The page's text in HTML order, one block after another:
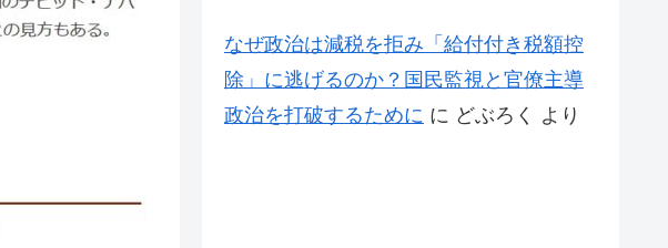
なぜ政治は減税を拒み「給付付き税額控
除」に逃げるのか？国民監視と官僚主導
政治を打破するために に どぶろく より